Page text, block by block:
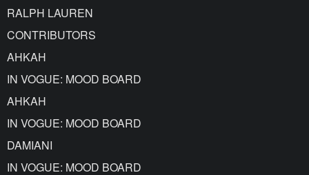
RALPH LAUREN
CONTRIBUTORS
AHKAH
IN VOGUE: MOOD BOARD
AHKAH
IN VOGUE: MOOD BOARD
DAMIANI
IN VOGUE: MOOD BOARD